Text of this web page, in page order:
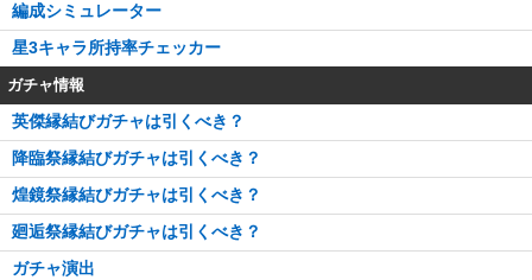
編成シミュレーター
星3キャラ所持率チェッカー
ガチャ情報
英傑縁結びガチャは引くべき？
降臨祭縁結びガチャは引くべき？
煌鏡祭縁結びガチャは引くべき？
廻逅祭縁結びガチャは引くべき？
ガチャ演出